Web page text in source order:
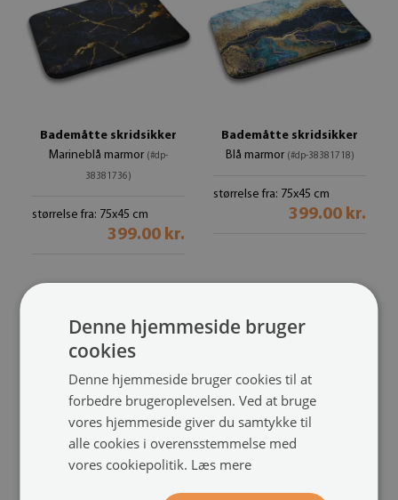
Bademåtte skridsikker
Marineblå marmor (#dp-
38381736)
størrelse fra: 75x45 cm
399.00 kr.
Bademåtte skridsikker
Blå marmor (#dp-38381718)
størrelse fra: 75x45 cm
399.00 kr.
Tæppe til badeværelse
(#dp-38381695)
Tæppe badeværelse
Guld-abstraktion
Denne hjemmeside bruger
cookies
Denne hjemmeside bruger cookies til at
forbedre brugeroplevelsen. Ved at bruge
vores hjemmeside giver du samtykke til
alle cookies i overensstemmelse med
vores cookiepolitik. Læs mere